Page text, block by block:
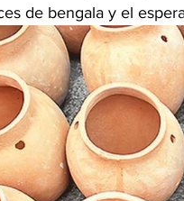
de bengala y el